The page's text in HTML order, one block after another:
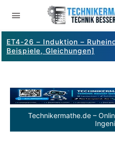
ET4-26 – Induktion –
Beispiele, Gleichungen]
Technikermathe.de –